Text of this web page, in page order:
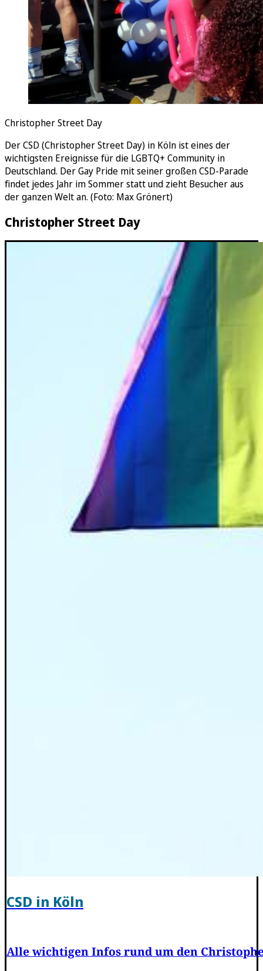
Christopher Street Day
Der CSD (Christopher Street Day) in Köln ist eines der
wichtigsten Ereignisse für die LGBTQ+ Community in
Deutschland. Der Gay Pride mit seiner großen CSD-Parade
findet jedes Jahr im Sommer statt und zieht Besucher aus
der ganzen Welt an. (Foto: Max Grönert)
Christopher Street Day
CSD in Köln
Alle wichtigen Infos rund um den